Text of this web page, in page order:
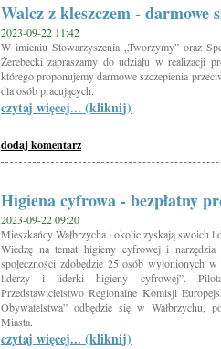
Walcz z kleszczem - darmowe
2023-09-22 11:42
W imieniu Stowarzyszenia „Tworzymy” oraz
Żerebecki zapraszamy do udziału w realizacji
którego proponujemy darmowe szczepienia
dla osób pracujących.
czytaj więcej... (kliknij)
dodaj komentarz
Higiena cyfrowa - bezpłatny
2023-09-22 09:20
Mieszkańcy Wałbrzycha i okolic zyskają swoich
Wiedzę na temat higieny cyfrowej i narzędzia
społeczności zdobędzie 25 osób wyłonionych
liderzy i liderki higieny cyfrowej”.
Przedstawicielstwo Regionalne Komisji
Obywatelstwa” odbędzie się w Wałbrzychu,
Miasta.
czytaj więcej... (kliknij)